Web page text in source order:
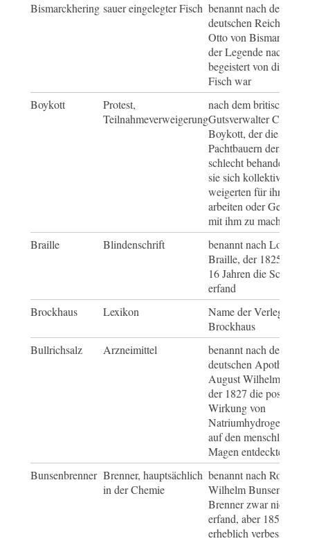
Bismarckhering sauer eingelegter Fisch benannt nach dem
deutschen
Otto von Bismarck, der
der Legende nach
begeistert von diesem
Fisch war
Boykott
Protest,
Teilnahmeverweigerung
nach dem britischen
Gutsverwalter Charles
Boykott, der die
Pachtbauern derart
schlecht behandelte,
sie sich kollektiv
weigerten für ihn zu
arbeiten oder
mit ihm zu machen
Braille
Blindenschrift
benannt nach Louis
Braille, der 1825 mit
16 Jahren die Schrift
erfand
Brockhaus
Lexikon
Name der
Brockhaus
Bullrichsalz
Arzneimittel
benannt nach dem
deutschen Apotheker
August Wilhelm
der 1827 die positive
Wirkung von
auf den menschlichen
Magen entdeckte
Bunsenbrenner Brenner, hauptsächlich
in der Chemie
benannt nach Robert
Wilhelm Bunsen, der
Brenner zwar nicht
erfand, aber 1855
erheblich verbesserte